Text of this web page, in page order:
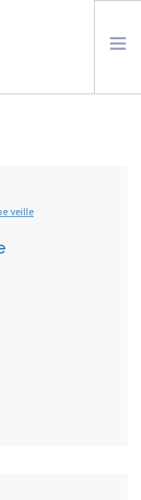
veille